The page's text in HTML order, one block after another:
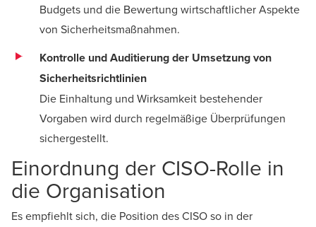
Budgets und die Bewertung wirtschaftlicher Aspekte
von Sicherheitsmaßnahmen.
Kontrolle und Auditierung der Umsetzung von
Sicherheitsrichtlinien
Die Einhaltung und Wirksamkeit bestehender
Vorgaben wird durch regelmäßige Überprüfungen
sichergestellt.
Einordnung der CISO-Rolle in
die Organisation
Es empfiehlt sich, die Position des CISO so in der